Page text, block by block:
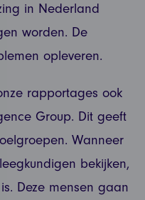
in Nederland
worden. De
opleveren.
rapportages ook
Group. Dit geeft
Wanneer
bekijken,
Deze mensen gaan